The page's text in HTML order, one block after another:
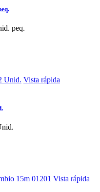
peq.
Vista rápida
Vista rápida